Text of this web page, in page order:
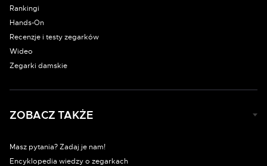
Rankingi
Hands-On
Recenzje i testy zegarków
Wideo
Zegarki damskie
ZOBACZ TAKŻE
Masz pytania? Zadaj je nam!
Encyklopedia wiedzy o zegarkach